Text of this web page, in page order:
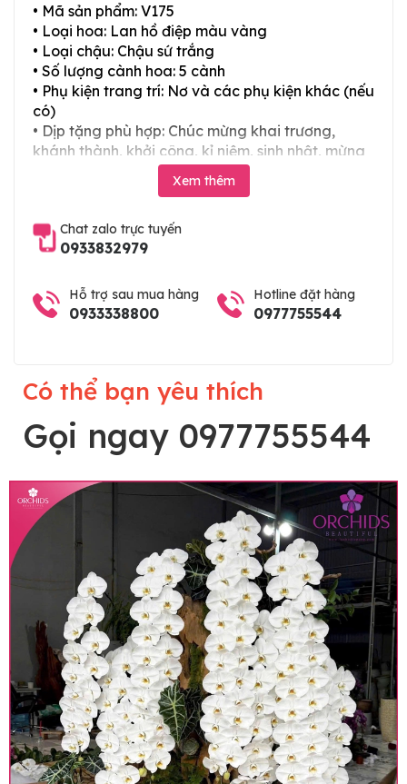
• Mã sản phẩm: V175
• Loại hoa: Lan hồ điệp màu vàng
• Loại chậu: Chậu sứ trắng
• Số lượng cành hoa: 5 cành
• Phụ kiện trang trí: Nơ và các phụ kiện khác (nếu
có)
• Dịp tặng phù hợp: Chúc mừng khai trương,
khánh thành, khởi công, kỉ niệm, sinh nhật, mừng
thọ, mừng cưới, tân gia và các ngày lễ tết trong
Lưu ý trước khi đặt hàng
• Về cây hoa: Một chậu hoa lan hồ điệp đẹp và
hoàn chỉnh sẽ được phối ghép từ nhiều cây hoa
và tạo dáng hoàn toàn thủ công nên có thể sẽ
khác nhau đôi chút giữa sản phẩm thực tế và
Xem thêm
Chat zalo trực tuyến
0933832979
Hỗ trợ sau mua hàng
0933338800
Hotline đặt hàng
0977755544
Có thể bạn yêu thích
Gọi ngay 0977755544